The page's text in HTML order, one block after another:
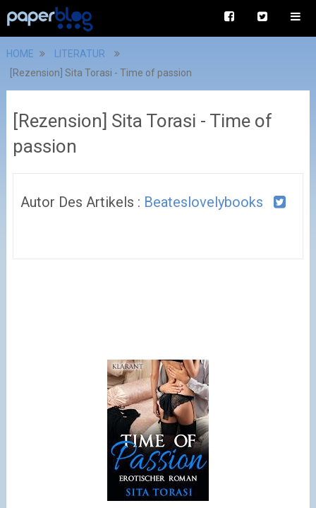
HOME
LITERATUR
[Rezension] Sita Torasi - Time of passion
[Rezension] Sita Torasi - Time of
passion
Autor Des Artikels : Beateslovelybooks